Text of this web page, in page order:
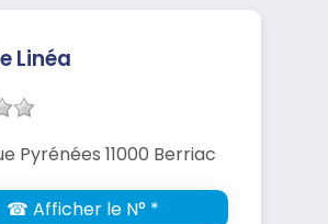
Linéa
Pyrénées 11000 Berriac
☎ Afficher le N° *